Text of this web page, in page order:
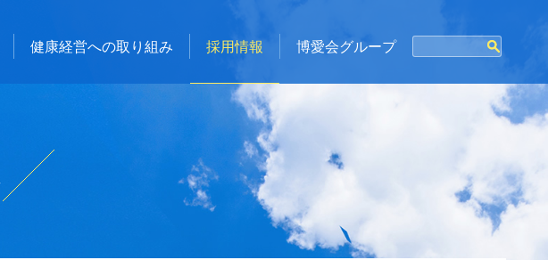
健康経営への取り組み 採用情報 博愛会グループ